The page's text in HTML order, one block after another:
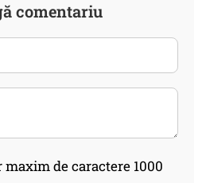
comentariu
maxim de caractere 1000